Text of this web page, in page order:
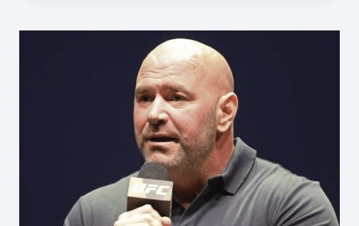
POURPARLERS
POUR
LA
REVANCHE
DE
PACQUIAO
SONT
EN
COURS